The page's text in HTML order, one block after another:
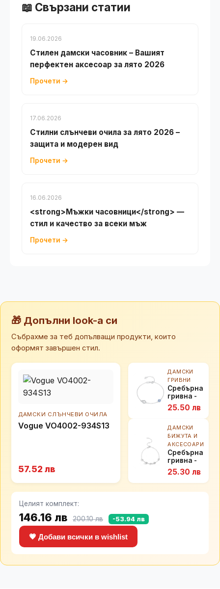
📖 Свързани статии
19.06.2026
Стилен дамски часовник – Вашият
перфектен аксесоар за лято 2026
Прочети →
17.06.2026
Стилни слънчеви очила за лято 2026 –
защита и модерен вид
Прочети →
16.06.2026
<strong>Мъжки часовници</strong> —
стил и качество за всеки мъж
Прочети →
🎁 Допълни look-а си
Събрахме за теб допълващи продукти, които
оформят завършен стил.
ДАМСКИ СЛЪНЧЕВИ ОЧИЛА
Vogue VO4002-934S13
57.52 лв
ДАМСКИ
ГРИВНИ
Сребърна
гривна -
Промяна
25.50 лв
ДАМСКИ
БИЖУТА И
АКСЕСОАРИ
Сребърна
гривна -
Синергия
25.30 лв
Целият комплект:
146.16 лв 200.10 лв -53.94 лв
💗 Добави всички в wishlist